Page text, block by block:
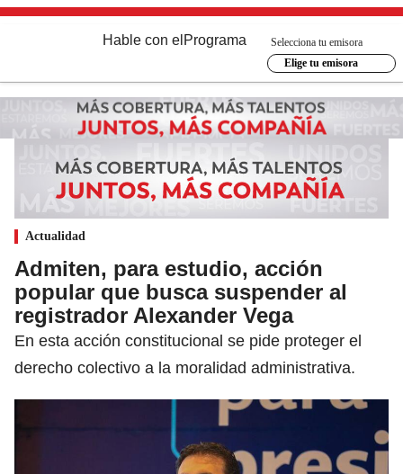
Hable con el Programa
Selecciona tu emisora
Elige tu emisora
Actualidad
Admiten, para estudio, acción
popular que busca suspender al
registrador Alexander Vega
En esta acción constitucional se pide proteger el
derecho colectivo a la moralidad administrativa.